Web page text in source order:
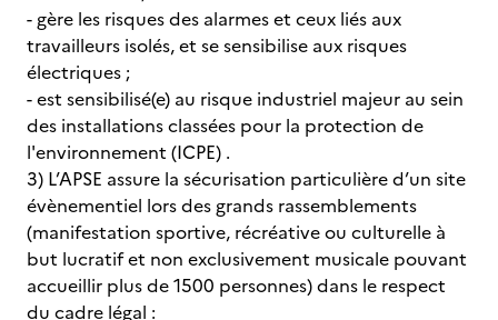
- gère les risques des alarmes et ceux liés aux
travailleurs isolés, et se sensibilise aux risques
électriques ;
- est sensibilisé(e) au risque industriel majeur au sein
des installations classées pour la protection de
l'environnement (ICPE) .
3) L’APSE assure la sécurisation particulière d’un site
évènementiel lors des grands rassemblements
(manifestation sportive, récréative ou culturelle à
but lucratif et non exclusivement musicale pouvant
accueillir plus de 1500 personnes) dans le respect
du cadre légal :